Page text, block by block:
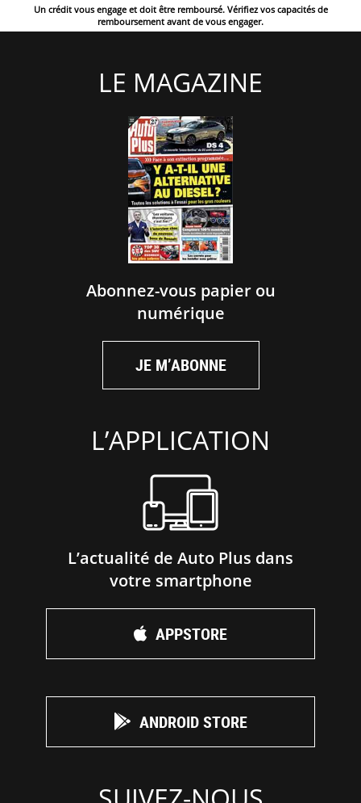
Un crédit vous engage et doit être remboursé. Vérifiez vos capacités de
remboursement avant de vous engager.
LE MAGAZINE
Abonnez-vous papier ou
numérique
JE M’ABONNE
L’APPLICATION
L’actualité de Auto Plus dans
votre smartphone
APPSTORE
ANDROID STORE